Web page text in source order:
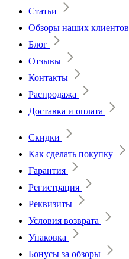
Статьи
Обзоры наших клиентов
Блог
Отзывы
Контакты
Распродажа
Доставка и оплата
Скидки
Как сделать покупку
Гарантия
Регистрация
Реквизиты
Условия возврата
Упаковка
Бонусы за обзоры